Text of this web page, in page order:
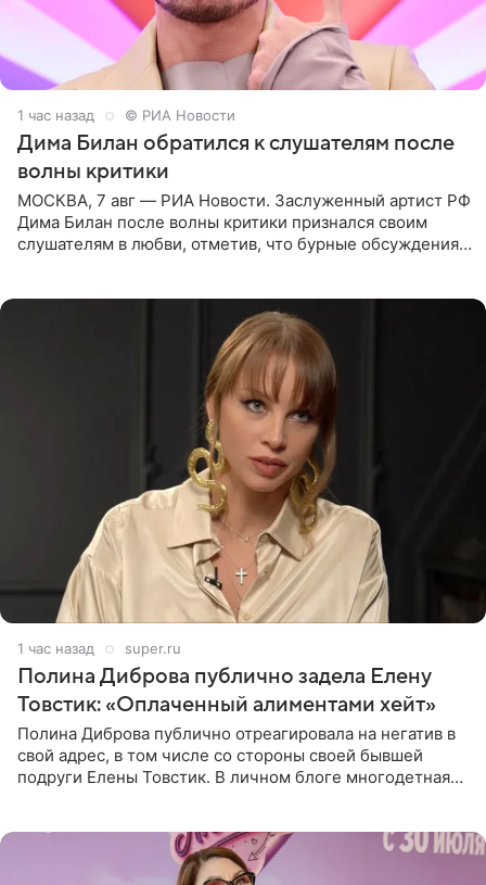
1 час назад © РИА Новости
Дима Билан обратился к слушателям после
волны критики
МОСКВА, 7 авг — РИА Новости. Заслуженный артист РФ
Дима Билан после волны критики признался своим
слушателям в любви, отметив, что бурные обсуждения
1 час назад super.ru
Полина Диброва публично задела Елену
Товстик: «Оплаченный алиментами хейт»
Полина Диброва публично отреагировала на негатив в
свой адрес, в том числе со стороны своей бывшей
подруги Елены Товстик. В личном блоге многодетная